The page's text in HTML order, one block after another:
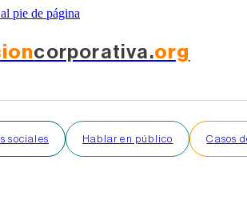
pie de página
corporativa.org
sociales Hablar en público Casos